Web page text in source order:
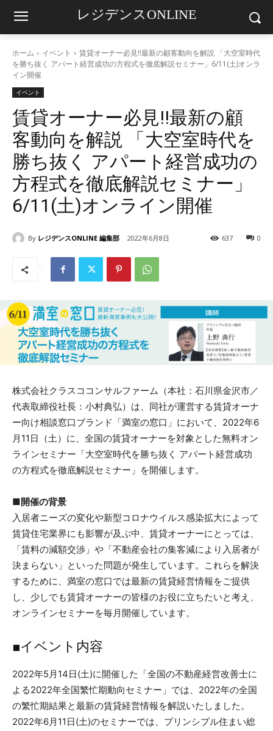
レジデンスONLINE
ホーム イベント
賃貸オーナー必見!!最新の顧客動向を解説 「大空室時代
を勝ち抜く アパート経営成功の方程式を徹底解説セミナー」6/11(土)オンラ
イン開催
イベント
賃貸オーナー必見!!最新の顧
客動向を解説 「大空室時代を
勝ち抜く アパート経営成功の
方程式を徹底解説セミナー」
6/11(土)オンライン開催
By レジデンスONLINE 編集部 2022年6月8日 0
637
株式会社クラスココンサルファーム（本社：石川県金沢市／
代表取締役社長：小村典弘）は、同社が運営する賃貸オーナ
ー向け相談窓口ブランド「満室の窓口」において、2022年6
月11日（土）に、全国の賃貸オーナーを対象とした無料オン
ラインセミナー「大空室時代を勝ち抜く アパート経営成功
の方程式を徹底解説セミナー」を開催します。
■開催の背景
入居者ニーズの変化や新型コロナウイルス感染拡大によって
賃貸住宅業界にも影響が及ぶ中、賃貸オーナーにとっては、
「賃料の減額交渉」や「不動産会社の集客減により入居者が
決まらない」といった問題が発生しています。これらを解決
するために、満室の窓口では最新の賃貸経営情報をご提供
し、少しでも賃貸オーナーの皆様のお役に立ちたいと考え、
オンラインセミナーを毎月開催しています。
■イベント内容
2022年5月14日(土)に開催した「全国の不動産経営改善士に
よる2022年全国繁忙期動向セミナー」では、2022年の全国
の繁忙期結果と最新の賃貸経営情報を解説いたしました。
2022年6月11日(土)のセミナーでは、プリンシプル住まい総